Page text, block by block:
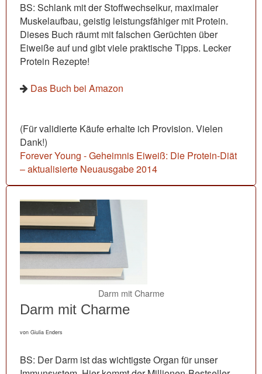
BS: Schlank mit der Stoffwechselkur, maximaler
Muskelaufbau, geistig leistungsfähiger mit Protein.
Dieses Buch räumt mit falschen Gerüchten über
Eiweiße auf und gibt viele praktische Tipps. Lecker
Protein Rezepte!
Das Buch bei Amazon
(Für validierte Käufe erhalte ich Provision. Vielen
Dank!)
Forever Young - Geheimnis Eiweiß: Die Protein-Diät
– aktualisierte Neuausgabe 2014
Darm mit Charme
Darm mit Charme
von Giulia Enders
BS: Der Darm ist das wichtigste Organ für unser